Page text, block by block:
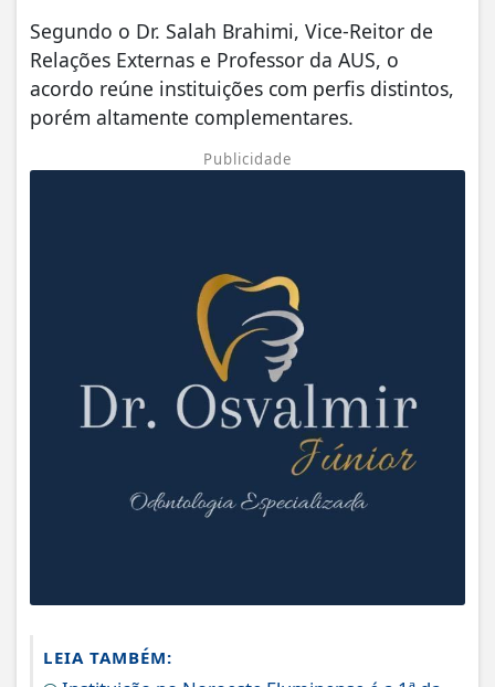
Segundo o Dr. Salah Brahimi, Vice-Reitor de
Relações Externas e Professor da AUS, o
acordo reúne instituições com perfis distintos,
porém altamente complementares.
Publicidade
LEIA TAMBÉM: